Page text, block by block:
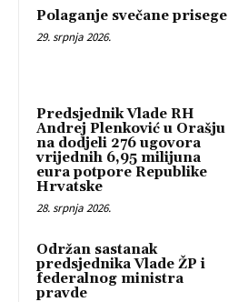
Polaganje svečane prisege
29. srpnja 2026.
Predsjednik Vlade RH
Andrej Plenković u Orašju
na dodjeli 276 ugovora
vrijednih 6,95 milijuna
eura potpore Republike
Hrvatske
28. srpnja 2026.
Održan sastanak
predsjednika Vlade ŽP i
federalnog ministra
pravde